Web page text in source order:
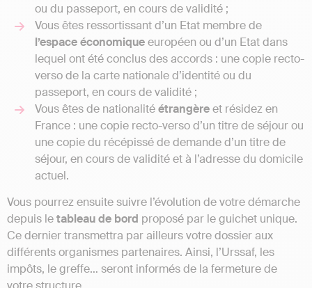
ou du passeport, en cours de validité ;
Vous êtes ressortissant d’un Etat membre de
l’espaceéconomiqueeuropéen ou d’un Etat dans
lequel ont été conclus des accords : une copie recto-
verso de la carte nationale d’identité ou du
passeport, en cours de validité ;
Vous êtes de nationalitéétrangèreet résidez en
France : une copie recto-verso d’un titre de séjour ou
une copie du récépissé de demande d’un titre de
séjour, en cours de validité et à l’adresse du domicile
actuel.
Vous pourrez ensuite suivre l’évolution de votre démarche
depuis letableau de bord proposé par le guichet unique.
Ce dernier transmettra par ailleurs votre dossier aux
différents organismes partenaires. Ainsi, l’Urssaf, les
impôts, le greffe… seront informés de la fermeture de